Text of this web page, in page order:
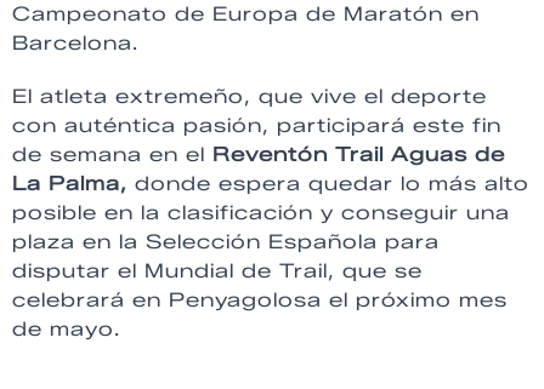
Campeonato de Europa de Maratón en
Barcelona.
El atleta extremeño, que vive el deporte
con auténtica pasión, participará este fin
de semana en el Reventón Trail Aguas de
La Palma, donde espera quedar lo más alto
posible en la clasificación y conseguir una
plaza en la Selección Española para
disputar el Mundial de Trail, que se
celebrará en Penyagolosa el próximo mes
de mayo.